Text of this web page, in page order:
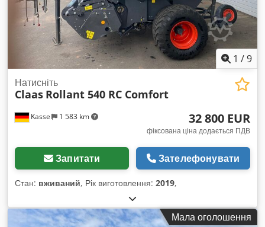
1 /9
Kassel 1 583 km
Натисніть
Claas Rollant 540 RC Comfort
32 800 EUR
фіксована ціна додається ПДВ
Запитати Зателефонувати
Стан: вживаний, Рік виготовлення: 2019,
Мала оголошення